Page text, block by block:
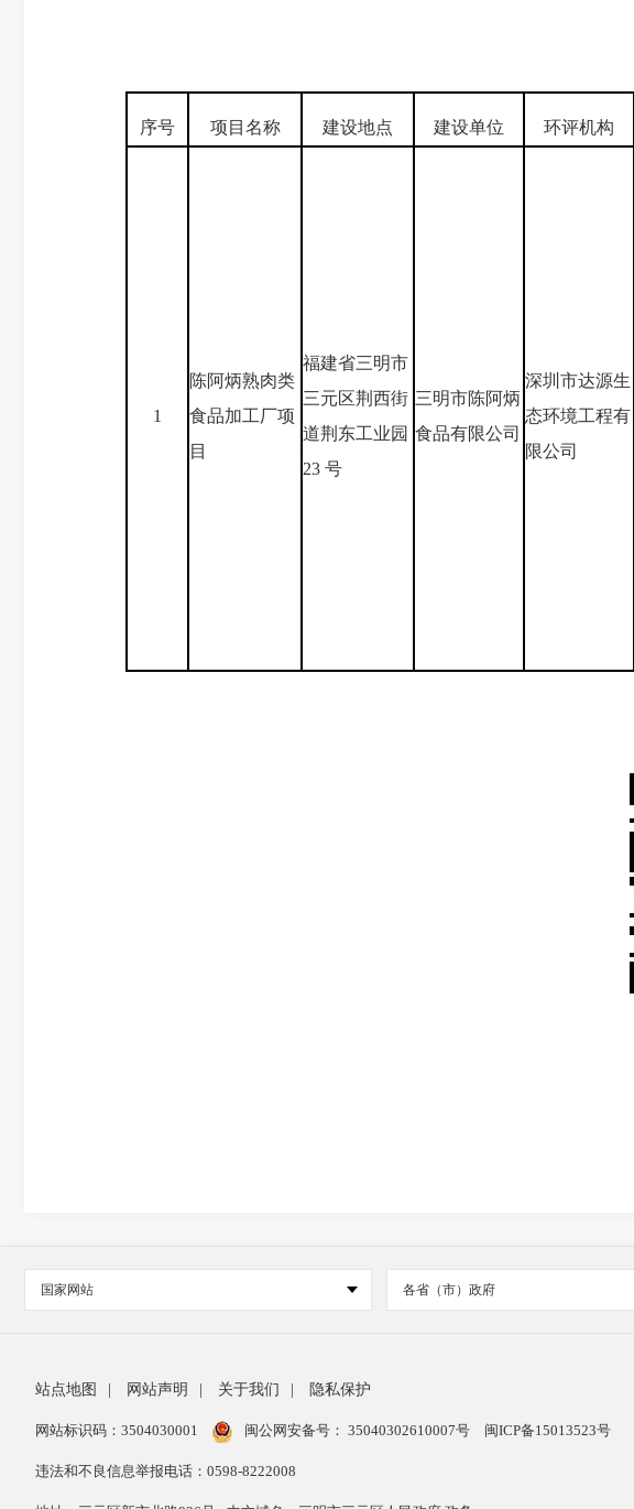
序号 项目名称 建设地点 建设单位 环评机构
1
陈阿炳熟肉类
食品加工厂项
目
福建省三明市
三元区荆西街
道荆东工业园
23 号
三明市陈阿炳
食品有限公司
深圳市达源生
态环境工程有
限公司
国家网站 各省（市）政府
站点地图 网站声明 关于我们 隐私保护
网站标识码：3504030001 闽公网安备号： 35040302610007号 闽ICP备15013523号
违法和不良信息举报电话：0598-8222008